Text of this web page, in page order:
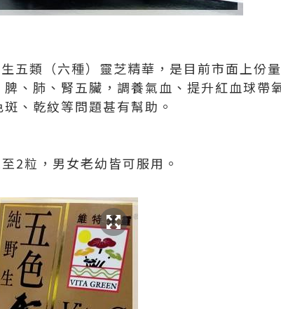
五類（六種）靈芝精華，是目前市面上份
、肺、腎五臟，調養氣血、提升紅血球帶
、乾紋等問題甚有幫助。
2粒，男女老幼皆可服用。